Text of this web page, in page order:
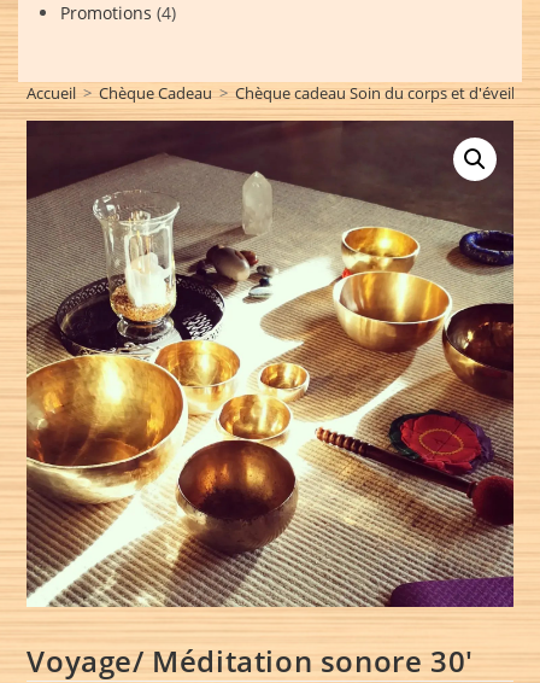
Promotions (4)
Accueil > Chèque Cadeau > Chèque cadeau Soin du corps et d'éveil >
Voyage/ Méditation sonore 30′